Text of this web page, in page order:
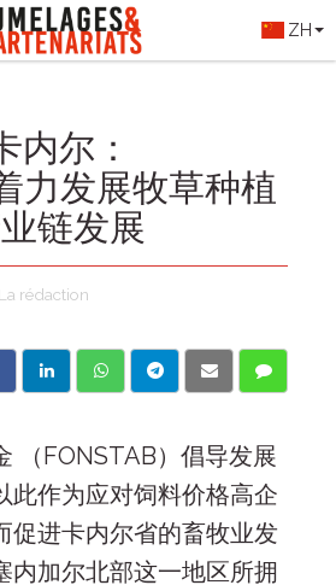
ZH
尔：
力发展牧草种植
链发展
rédaction
（FONSTAB）倡导发展
此作为应对饲料价格高企
促进卡内尔省的畜牧业发
内加尔北部这一地区所拥